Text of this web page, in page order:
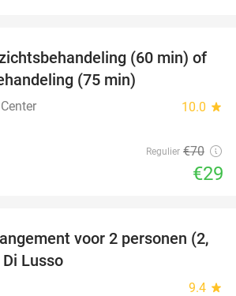
59%
(60 min) of
(75 min)
10.0 star
Regulier €70
€29
26%
voor 2 personen (2,
Lusso
9.4 star